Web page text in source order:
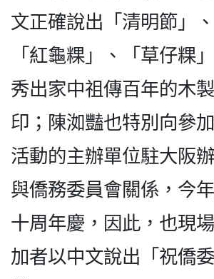
文正確說出「清明節」
「紅龜粿」、「草仔粿
秀出家中祖傳百年的木
印；陳洳豔也特別向參
活動的主辦單位駐大阪
與僑務委員會關係，今
十周年慶，因此，也現
加者以中文說出「祝僑